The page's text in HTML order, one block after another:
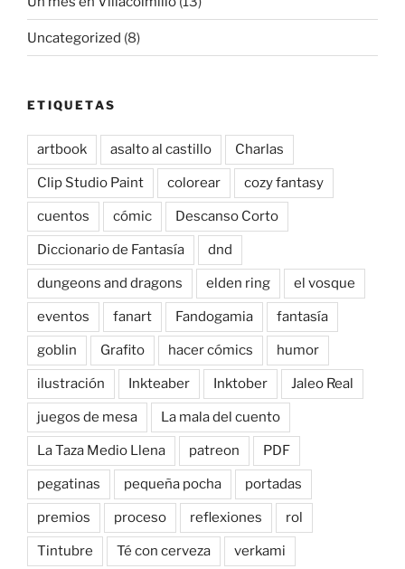
Uncategorized (8)
ETIQUETAS
artbook asalto al castillo Charlas
Clip Studio Paint colorear cozy fantasy
cuentos cómic Descanso Corto
Diccionario de Fantasía dnd
dungeons and dragons elden ring el vosque
eventos fanart Fandogamia fantasía
goblin Grafito hacer cómics humor
ilustración Inkteaber Inktober Jaleo Real
juegos de mesa La mala del cuento
La Taza Medio Llena patreon PDF
pegatinas pequeña pocha portadas
premios proceso reflexiones rol
Tintubre Té con cerveza verkami